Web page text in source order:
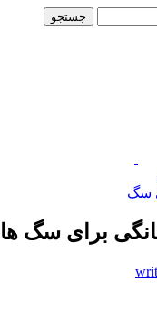
جستجو
سگ
برای سگ